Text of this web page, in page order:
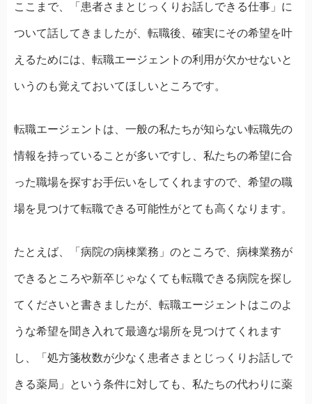
ここまで、「患者さまとじっくりお話しできる仕事」に
ついて話してきましたが、転職後、確実にその希望を叶
えるためには、転職エージェントの利用が欠かせないと
いうのも覚えておいてほしいところです。
転職エージェントは、一般の私たちが知らない転職先の
情報を持っていることが多いですし、私たちの希望に合
った職場を探すお手伝いをしてくれますので、希望の職
場を見つけて転職できる可能性がとても高くなります。
たとえば、「病院の病棟業務」のところで、病棟業務が
できるところや新卒じゃなくても転職できる病院を探し
てくださいと書きましたが、転職エージェントはこのよ
うな希望を聞き入れて最適な場所を見つけてくれます
し、「処方箋枚数が少なく患者さまとじっくりお話しで
きる薬局」という条件に対しても、私たちの代わりに薬